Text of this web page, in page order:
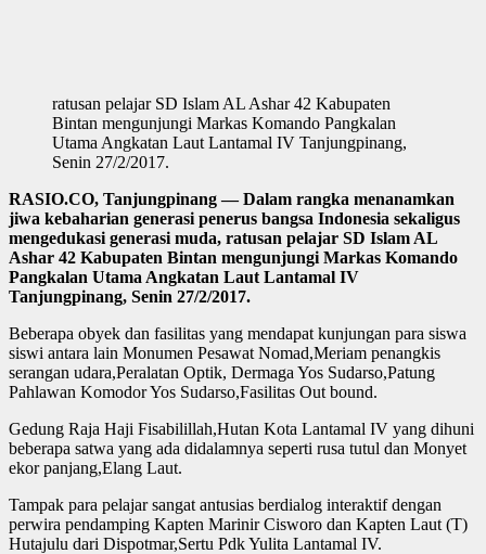
ratusan pelajar SD Islam AL Ashar 42 Kabupaten
Bintan mengunjungi Markas Komando Pangkalan
Utama Angkatan Laut Lantamal IV Tanjungpinang,
Senin 27/2/2017.
RASIO.CO, Tanjungpinang — Dalam rangka menanamkan
jiwa kebaharian generasi penerus bangsa Indonesia sekaligus
mengedukasi generasi muda, ratusan pelajar SD Islam AL
Ashar 42 Kabupaten Bintan mengunjungi Markas Komando
Pangkalan Utama Angkatan Laut Lantamal IV
Tanjungpinang, Senin 27/2/2017.
Beberapa obyek dan fasilitas yang mendapat kunjungan para siswa
siswi antara lain Monumen Pesawat Nomad,Meriam penangkis
serangan udara,Peralatan Optik, Dermaga Yos Sudarso,Patung
Pahlawan Komodor Yos Sudarso,Fasilitas Out bound.
Gedung Raja Haji Fisabilillah,Hutan Kota Lantamal IV yang dihuni
beberapa satwa yang ada didalamnya seperti rusa tutul dan Monyet
ekor panjang,Elang Laut.
Tampak para pelajar sangat antusias berdialog interaktif dengan
perwira pendamping Kapten Marinir Cisworo dan Kapten Laut (T)
Hutajulu dari Dispotmar,Sertu Pdk Yulita Lantamal IV.